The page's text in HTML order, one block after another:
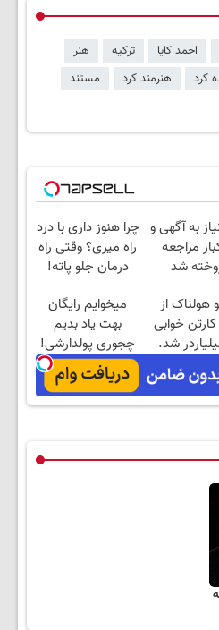
احمد کایا ترکیه
هنر
کرد هنرمند کرد
مستند
به آگهی و
مراجعه
شد
چرا هنوز داری با درد
راه میری؟ وقتی راه
درمان جلو پاته!
هولناک از
خوابی
شد.
رایگان
میخوایم رایگان
بهت یاد بدیم
چجوری پولدارشی!
باور نداری امتحانش
مجانیه